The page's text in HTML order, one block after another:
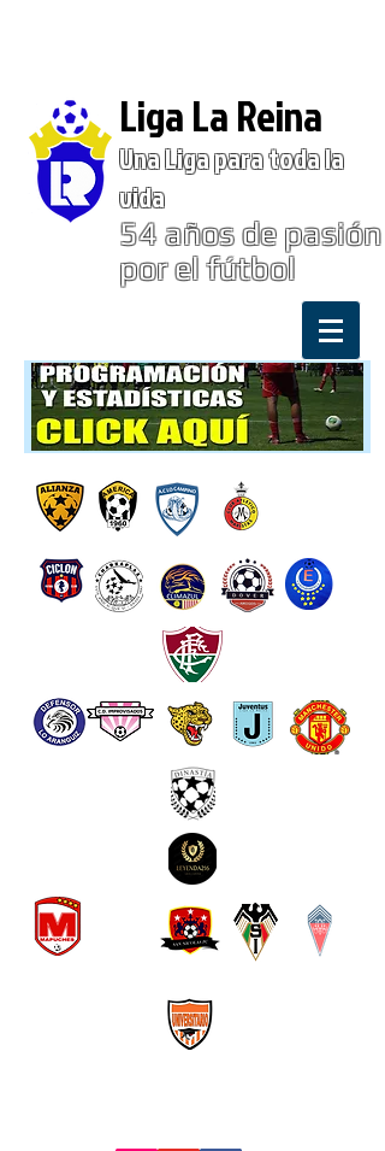
Liga La Reina
Una Liga para toda la
vida
54años de pasión
por el fútbol